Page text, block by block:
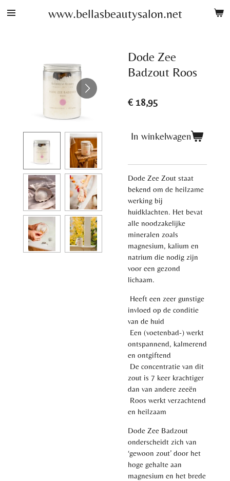
Ga
www.bellasbeautysalon.net
Dode Zee
Badzout Roos
€ 18,95
In winkelwagen
Dode Zee Zout staat
bekend om de heilzame
werking bij
huidklachten. Het bevat
alle noodzakelijke
mineralen zoals
magnesium, kalium en
natrium die nodig zijn
voor een gezond
lichaam.
Heeft een zeer gunstige
invloed op de conditie
van de huid
Een (voetenbad-) werkt
ontspannend, kalmerend
en ontgiftend
De concentratie van dit
zout is 7 keer krachtiger
dan van andere zeeën
Roos werkt verzachtend
en heilzaam
Dode Zee Badzout
onderscheidt zich van
‘gewoon zout’ door het
hoge gehalte aan
magnesium en het brede